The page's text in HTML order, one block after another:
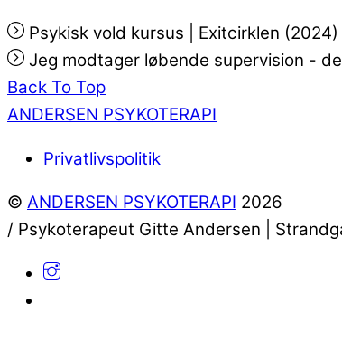
Psykisk vold kursus | Exitcirklen (2024)
Jeg modtager løbende supervision -
Back To Top
ANDERSEN PSYKOTERAPI
Privatlivspolitik
© ANDERSEN PSYKOTERAPI 2026
/ Psykoterapeut Gitte Andersen |